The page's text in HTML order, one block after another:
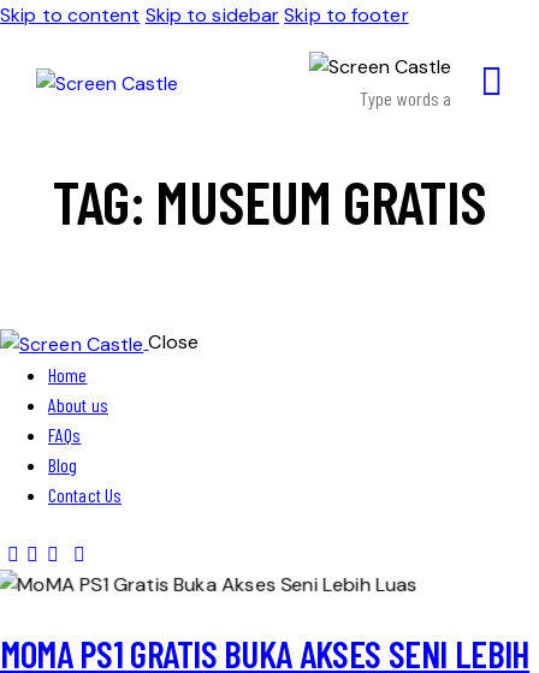
Skip to content Skip to sidebar Skip to footer
TAG: MUSEUM GRATIS
Close
Home
About us
FAQs
Blog
Contact Us
MOMA PS1 GRATIS BUKA AKSES SENI LEBIH